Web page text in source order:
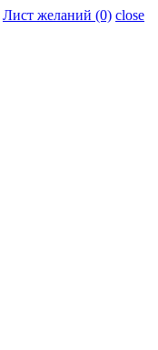
Лист желаний (0) close